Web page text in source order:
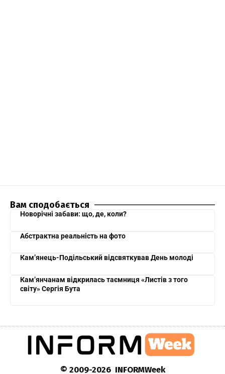
Вам сподобається
Новорічні забави: що, де, коли?
Абстрактна реальність на фото
Кам’янець-Подільський відсвяткував День молоді
Кам’янчанам відкрилась таємниця «Листів з того
світу» Сергія Бута
© 2009-2026 INFORMWeek